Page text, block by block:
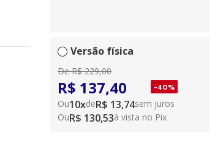
Versão física
De R$ 229,00
R$ 137,40 -40%
Ou10xdeR$ 13,74sem juros
OuR$ 130,53à vista no Pix